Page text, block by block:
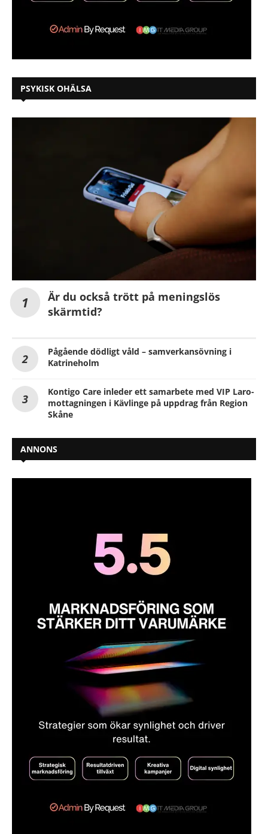
PSYKISK OHÄLSA
Är du också trött på meningslös
skärmtid?
Pågående dödligt våld – samverkansövning i
Katrineholm
Kontigo Care inleder ett samarbete med VIP Laro-
mottagningen i Kävlinge på uppdrag från Region
Skåne
ANNONS